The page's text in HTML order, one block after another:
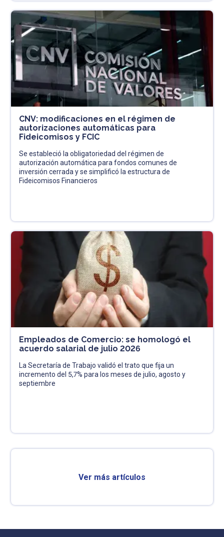
CNV: modificaciones en el régimen de
autorizaciones automáticas para
Fideicomisos y FCIC
Se estableció la obligatoriedad del régimen de
autorización automática para fondos comunes de
inversión cerrada y se simplificó la estructura de
Fideicomisos Financieros
Empleados de Comercio: se homologó el
acuerdo salarial de julio 2026
La Secretaría de Trabajo validó el trato que fija un
incremento del 5,7% para los meses de julio, agosto y
septiembre
Ver más artículos